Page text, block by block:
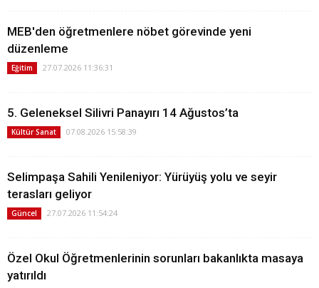
MEB'den öğretmenlere nöbet görevinde yeni
düzenleme
Eğitim 27.07.2026 11:36:31
5. Geleneksel Silivri Panayırı 14 Ağustos’ta
Kültür Sanat 07.08.2026 15:58:39
Selimpaşa Sahili Yenileniyor: Yürüyüş yolu ve seyir
terasları geliyor
Güncel 27.07.2026 11:54:24
Özel Okul Öğretmenlerinin sorunları bakanlıkta masaya
yatırıldı